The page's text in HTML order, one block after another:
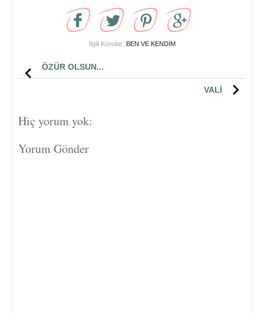
İlgili Konular: BEN VE KENDİM
ÖZÜR OLSUN...
VALİ
Hiç yorum yok:
Yorum Gönder